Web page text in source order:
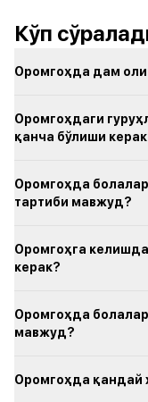
Кўп
Оромгоҳда дам
Оромгоҳдаги
қанча бўлиши
Оромгоҳда
тартиби мавжуд?
Оромгоҳга
керак?
Оромгоҳда
мавжуд?
Оромгоҳда қандай